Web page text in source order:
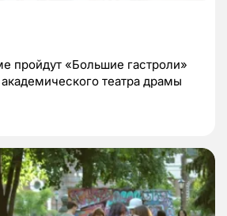
пройдут «Большие гастроли»
театра драмы